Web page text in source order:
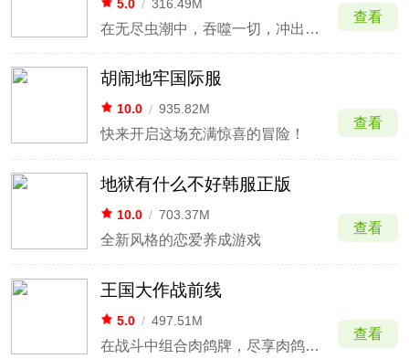
5.0 / 316.49M
在无尽虫潮中，吞噬一切，冲出虫围
查看
胡闹地牢国际服
10.0 / 935.82M
快来开启这场充满惊喜的冒险！
查看
地狱有什么不好韩服正版
10.0 / 703.37M
全新风格的恋爱养成游戏
查看
王国大作战前线
5.0 / 497.51M
在战斗中组合肉鸽牌，尽享肉鸽塔防游戏的无穷乐趣
查看